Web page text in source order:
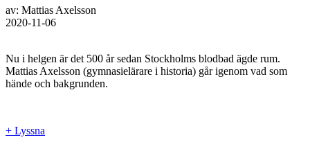
av: Mattias Axelsson
2020-11-06
Nu i helgen är det 500 år sedan Stockholms blodbad ägde rum.
Mattias Axelsson (gymnasielärare i historia) går igenom vad som
hände och bakgrunden.
+ Lyssna